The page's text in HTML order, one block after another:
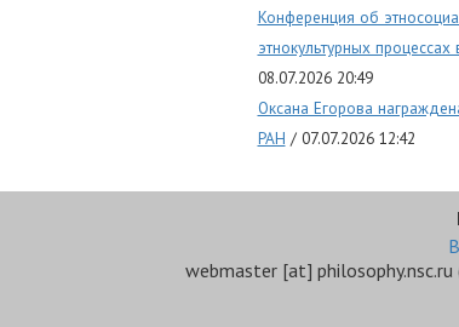
Конференция об
этнокультурных процессах
08.07.2026 20:49
Оксана Егорова
РАН
07.07.2026 12:42
webmaster [at] philosophy.nsc.ru